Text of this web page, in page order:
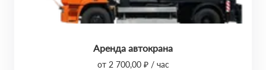
Аренда автокрана
от 2 700,00 ₽ / час